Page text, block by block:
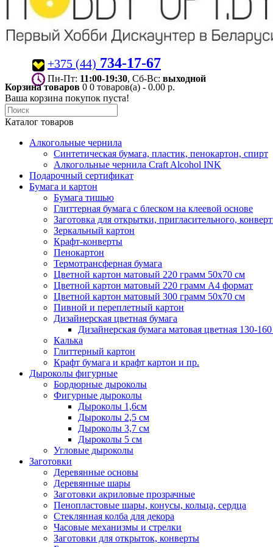
+375 (44) 734-17-67
Пн-Пт: 11:00-19:30 , Сб-Вс: выходной
Корзина товаров 0 0 товаров(а) - 0.00 р.
Ваша корзина покупок пуста!
Каталог товаров
Алкогольные чернила
Синтетическая бумага, пластик, пенокартон, спирт
Алкогольные чернила Craft Alcohol INK
Подарочный сертификат
Бумага и картон
Бумага тишью
Глиттерная бумага с блеском на клеевой основе
Заготовка для открытки, пригласительного,
Зеркальный картон
Крафт-конверты
Пенокартон
Термотрансферная бумага
Цветной картон матовый 220 грамм 50х70 см
Цветной картон матовый 220 грамм A4 формат
Цветной картон матовый 300 грамм 50х70 см
Пивной и переплетный картон
Дизайнерская цветная бумага
Дизайнерская бумага матовая цветная 130-
Калька
Глиттерный картон
Крафт бумага и крафт картон и пр.
Дыроколы фигурные
Бордюрные дыроколы
Фигурные дыроколы
Дыроколы 1,6см
Дыроколы 2,5 см
Дыроколы 3,7 см
Дыроколы 5 см
Угловые дыроколы
Заготовки
Деревянные основы
Деревянные шары
Заготовки акриловые прозрачные
Пенопластовые шары, конусы, кольца, сердца
Стеклянная колба для декора
Часовые механизмы и стрелки
Заготовки для открыток, конверты